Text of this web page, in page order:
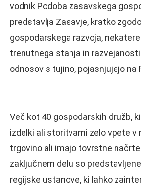
vodnik Podoba zasavskega
predstavlja Zasavje, kratko
gospodarskega razvoja,
trenutnega stanja in
odnosov s tujino, pojasnjujejo na
Več kot 40 gospodarskih družb,
izdelki ali storitvami zelo vpete v
trgovino ali imajo tovrstne
zaključnem delu so
regijske ustanove, ki lahko